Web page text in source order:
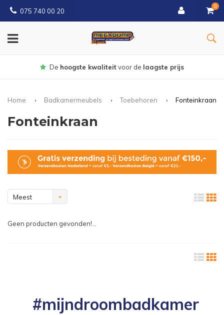
075 740 00 20
0
Gratisbezorgd vanaf € 150
Home Badkamermeubels Toebehoren Fonteinkraan
Fonteinkraan
Meest
Geen producten gevonden!...
#mijndroombadkamer